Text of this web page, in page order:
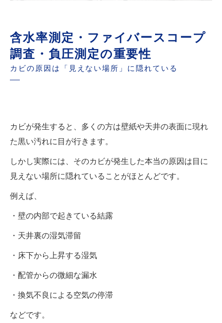
含水率測定・ファイバースコープ
調査・負圧測定の重要性
カビの原因は「見えない場所」に隠れている
カビが発生すると、多くの方は壁紙や天井の表面に現れ
た黒い汚れに目が行きます。
しかし実際には、そのカビが発生した本当の原因は目に
見えない場所に隠れていることがほとんどです。
例えば、
・壁の内部で起きている結露
・天井裏の湿気滞留
・床下から上昇する湿気
・配管からの微細な漏水
・換気不良による空気の停滞
などです。